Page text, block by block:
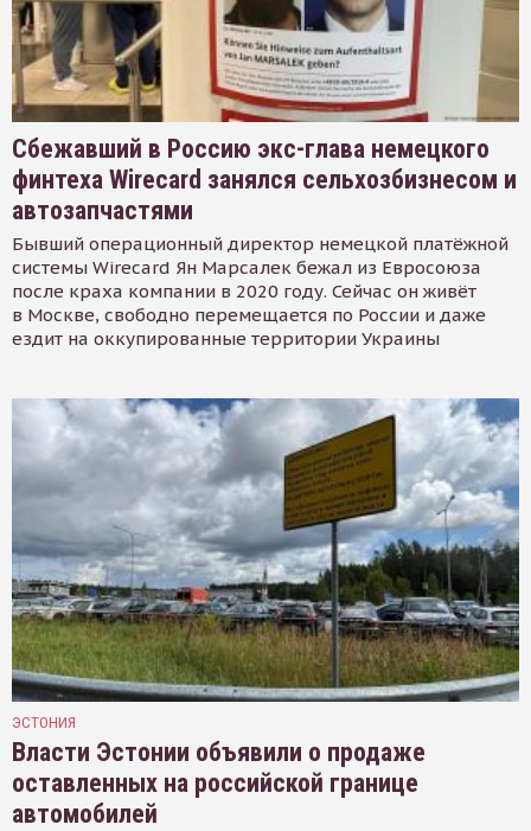
Сбежавший в Россию экс-глава немецкого
финтеха Wirecard занялся сельхозбизнесом и
автозапчастями
Бывший операционный директор немецкой платёжной
системы Wirecard Ян Марсалек бежал из Евросоюза
после краха компании в 2020 году. Сейчас он живёт
в Москве, свободно перемещается по России и даже
ездит на оккупированные территории Украины
ЭСТОНИЯ
Власти Эстонии объявили о продаже
оставленных на российской границе
автомобилей